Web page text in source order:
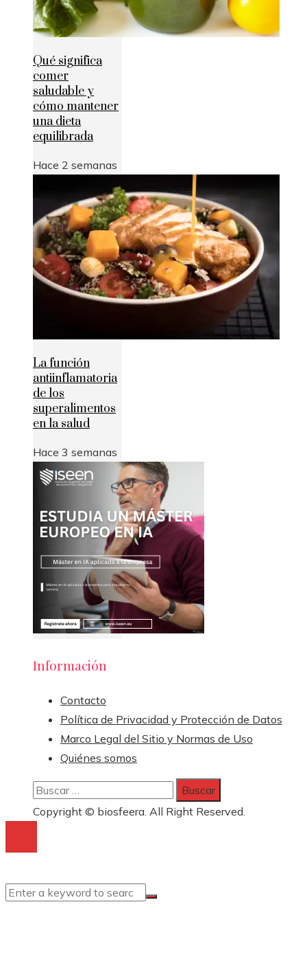
Qué significa
comer
saludable y
cómo mantener
una dieta
equilibrada
Hace 2 semanas
La función
antiinflamatoria
de los
superalimentos
en la salud
Hace 3 semanas
Información
Contacto
Política de Privacidad y Protección de Datos
Marco Legal del Sitio y Normas de Uso
Quiénes somos
Buscar:
Copyright © biosfeera. All Right Reserved.